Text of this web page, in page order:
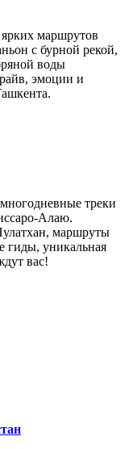
маршрутов
с бурной рекой,
воды
эмоции и
треки
Алаю.
маршруты
гиды, уникальная
вас!